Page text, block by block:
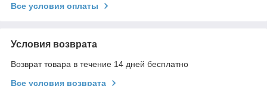
Все условия оплаты
Условия возврата
Возврат товара в течение 14 дней бесплатно
Все условия возврата